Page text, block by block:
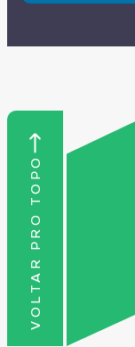
VOLTAR PRO TOPO